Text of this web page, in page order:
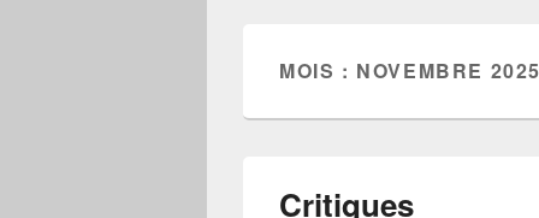
MOIS : NOVEMBRE 2025
Critiques